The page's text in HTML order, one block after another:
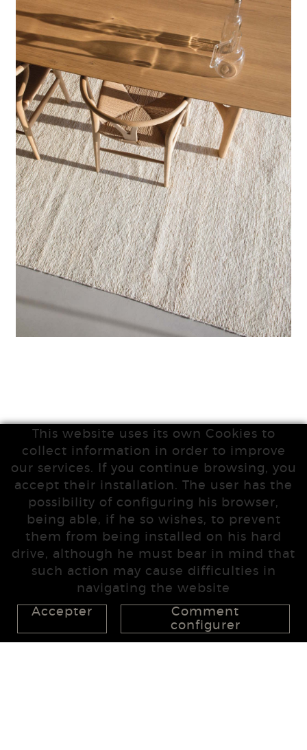
This website uses its own Cookies to
collect information in order to improve
our services. If you continue browsing, you
accept their installation. The user has the
possibility of configuring his browser,
being able, if he so wishes, to prevent
them from being installed on his hard
drive, although he must bear in mind that
such action may cause difficulties in
navigating the website
Accepter
Comment
configurer